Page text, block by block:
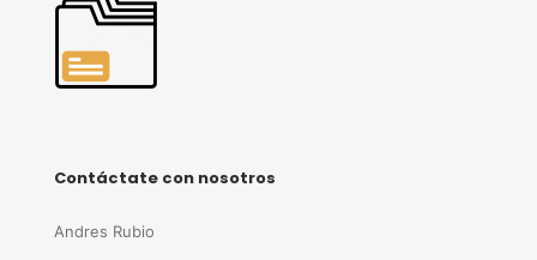
Contáctate con nosotros
Andres Rubio